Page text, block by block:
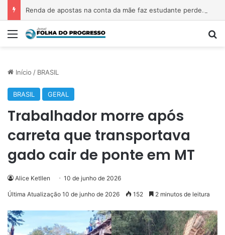
Renda de apostas na conta da mãe faz estudante perder bolsa do Prouni
Menu
Início / BRASIL
BRASIL GERAL
Trabalhador morre após
carreta que transportava
gado cair de ponte em MT
Alice Ketllen 10 de junho de 2026
Última Atualização 10 de junho de 2026 152 2 minutos de leitura